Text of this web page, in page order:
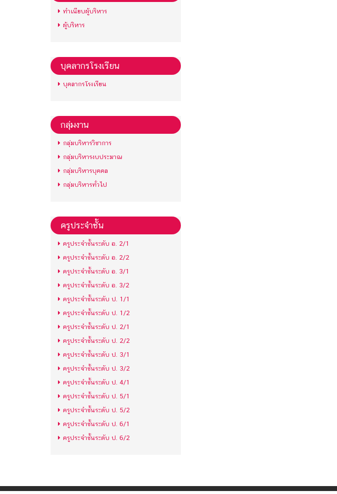
ทำเนียบผู้บริหาร
ผู้บริหาร
บุคลากรโรงเรียน
บุคลากรโรงเรียน
กลุ่มงาน
กลุ่มบริหารวิชาการ
กลุ่มบริหารงบประมาณ
กลุ่มบริหารบุคคล
กลุ่มบริหารทั่วไป
ครูประจำชั้น
ครูประจำชั้นระดับ อ. 2/1
ครูประจำชั้นระดับ อ. 2/2
ครูประจำชั้นระดับ อ. 3/1
ครูประจำชั้นระดับ อ. 3/2
ครูประจำชั้นระดับ ป. 1/1
ครูประจำชั้นระดับ ป. 1/2
ครูประจำชั้นระดับ ป. 2/1
ครูประจำชั้นระดับ ป. 2/2
ครูประจำชั้นระดับ ป. 3/1
ครูประจำชั้นระดับ ป. 3/2
ครูประจำชั้นระดับ ป. 4/1
ครูประจำชั้นระดับ ป. 5/1
ครูประจำชั้นระดับ ป. 5/2
ครูประจำชั้นระดับ ป. 6/1
ครูประจำชั้นระดับ ป. 6/2